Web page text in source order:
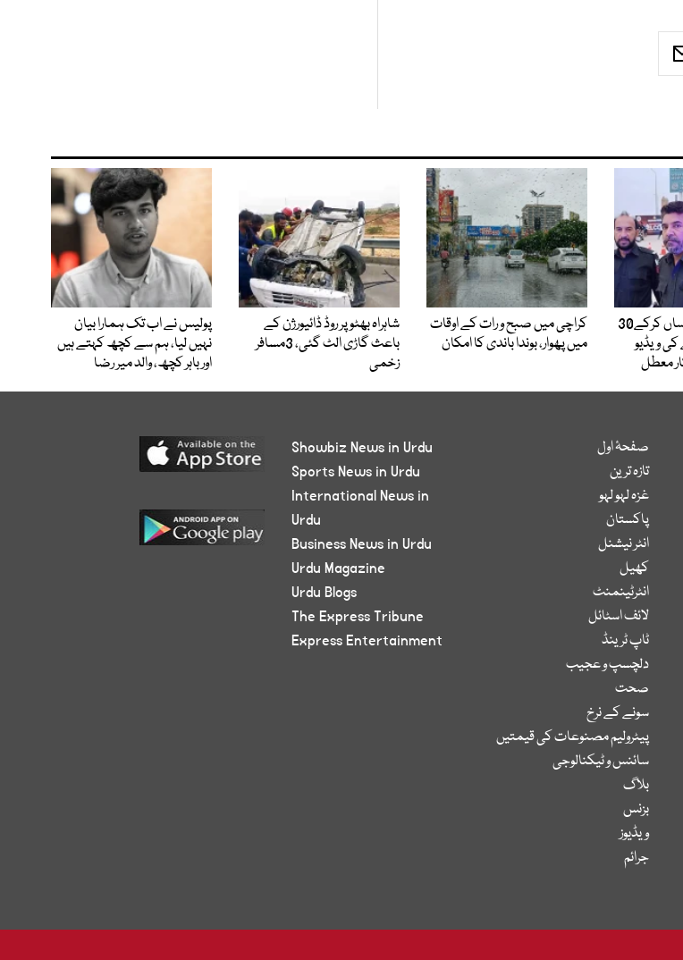
کراچی: شہری کو ہراساں کرکے30
کی ویڈیو
کراچی میں صبح و رات کے اوقات
میں پھوار، بوندا باندی کا امکان
شاہراہ بھٹو پر روڈ ڈائیورژن کے
باعث گاڑی الٹ گئی، 3مسافر
زخمی
پولیس نے اب تک ہمارا بیان
نہیں لیا، ہم سے کچھ کہتے ہیں
اور باہر کچھ، والد میر رضا
صفحۂ اول
تازہ ترین
غزہ لہو لہو
پاکستان
انٹر نیشنل
کھیل
انٹرٹینمنٹ
لائف اسٹائل
ٹاپ ٹرینڈ
دلچسپ و عجیب
صحت
سونے کے نرخ
پیٹرولیم مصنوعات کی قیمتیں
سائنس و ٹیکنالوجی
بلاگ
بزنس
ویڈیوز
جرائم
Showbiz News in Urdu
Sports News in Urdu
International News in
Urdu
Business News in Urdu
Urdu Magazine
Urdu Blogs
The Express Tribune
Express Entertainment